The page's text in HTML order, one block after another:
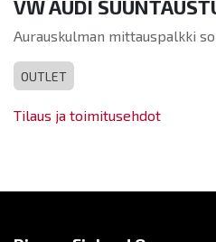
VW AUDI
Aurauskulman mittauspalkki
OUTLET
Tilaus ja toimitusehdot